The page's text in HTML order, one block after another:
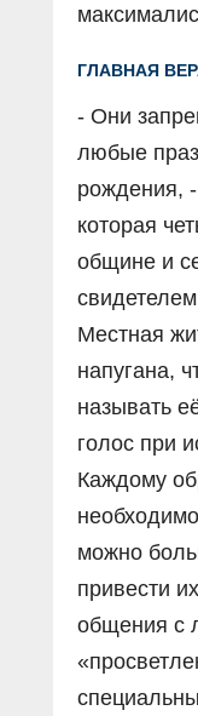
ГЛАВНАЯ
- Они
любые
рождения,
которая
общине и
Местная
напугана,
называть
голос при
Каждому
можно
привести
общения с